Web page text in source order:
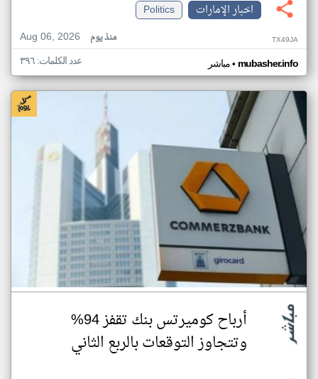
اخبار الإمارات
Politics
Aug 06, 2026
منذ يوم TX49JA
مباشر• mubasher.info عدد الكلمات: ٣٩٦
أرباح كوميرتس بنك تقفز 94%
وتتجاوز التوقعات بالربع الثاني